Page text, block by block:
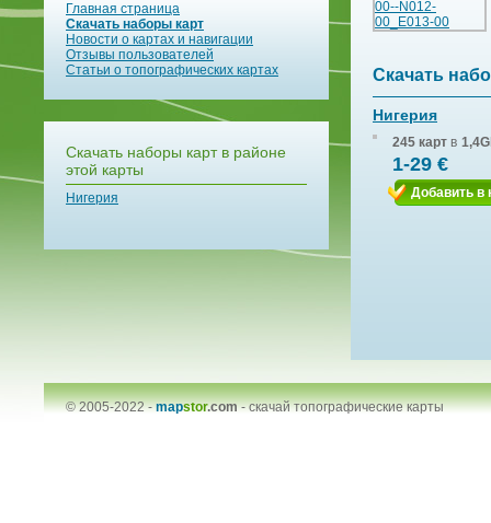
Главная страница
Скачать наборы карт
Новости о картах и навигации
Отзывы пользователей
Статьи о топографических картах
Скачать наборы карт в районе
этой карты
Нигерия
Скачать
Нигерия
245 карт в
1-29 €
Добавить в
© 2005-2022 -mapstor.com-скачай топографические карты